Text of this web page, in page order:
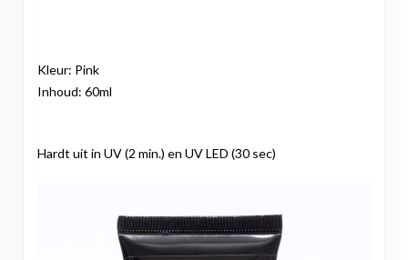
Kleur: Pink
Inhoud: 60ml
Hardt uit in UV (2 min.) en UV LED (30 sec)